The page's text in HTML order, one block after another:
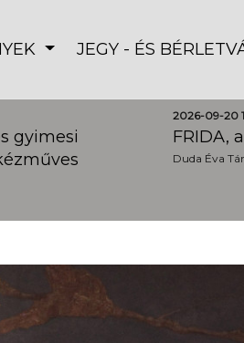
JEGY - ÉS
gyimesi
2026-09-20
FRIDA,
Duda Éva